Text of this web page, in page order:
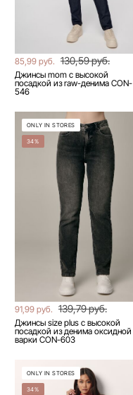
85,99 руб. 130,59 руб.
Джинсы mom с высокой
посадкой из raw-денима CON-
546
ONLY IN STORES
34%
91,99 руб. 139,79 руб.
Джинсы size plus с высокой
посадкой из денима оксидной
варки CON-603
ONLY IN STORES
34%